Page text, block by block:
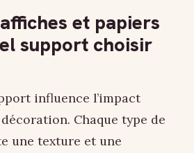
et papiers
support choisir
influence l’impact
Chaque type de
une texture et une